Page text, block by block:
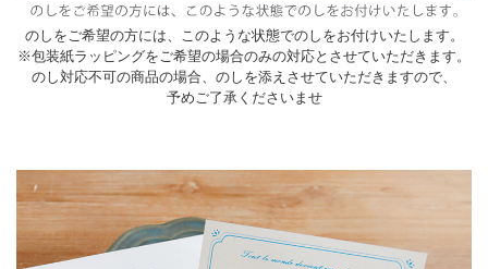
のしをご希望の方には、このような状態でのしをお付けいたします。
※包装紙ラッピングをご希望の場合のみの対応とさせていただきます。
のし対応不可の商品の場合、のしを添えさせていただきますので、
予めご了承くださいませ